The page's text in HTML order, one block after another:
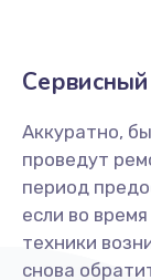
Аккуратно,
проведут
период
если во
техники
снова